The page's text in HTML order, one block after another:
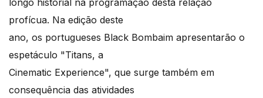
longo historial na programação desta relação
profícua. Na edição deste
ano, os portugueses Black Bombaim apresentarão o
espetáculo "Titans, a
Cinematic Experience", que surge também em
consequência das atividades